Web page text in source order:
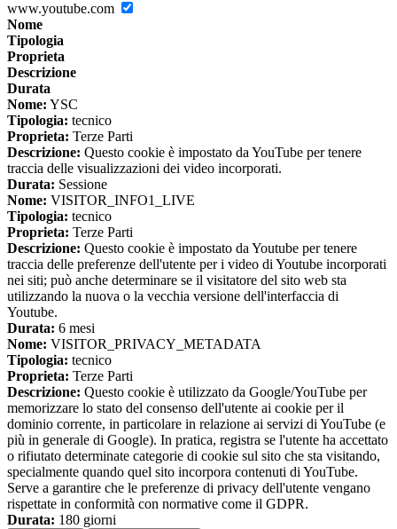
www.youtube.com
Nome
Tipologia
Proprieta
Descrizione
Durata
Nome: YSC
Tipologia: tecnico
Proprieta: Terze Parti
Descrizione: Questo cookie è impostato da YouTube per tenere
traccia delle visualizzazioni dei video incorporati.
Durata: Sessione
Nome: VISITOR_INFO1_LIVE
Tipologia: tecnico
Proprieta: Terze Parti
Descrizione: Questo cookie è impostato da Youtube per tenere
traccia delle preferenze dell'utente per i video di Youtube incorporati
nei siti; può anche determinare se il visitatore del sito web sta
utilizzando la nuova o la vecchia versione dell'interfaccia di
Youtube.
Durata: 6 mesi
Nome: VISITOR_PRIVACY_METADATA
Tipologia: tecnico
Proprieta: Terze Parti
Descrizione: Questo cookie è utilizzato da Google/YouTube per
memorizzare lo stato del consenso dell'utente ai cookie per il
dominio corrente, in particolare in relazione ai servizi di YouTube (e
più in generale di Google). In pratica, registra se l'utente ha accettato
o rifiutato determinate categorie di cookie sul sito che sta visitando,
specialmente quando quel sito incorpora contenuti di YouTube.
Serve a garantire che le preferenze di privacy dell'utente vengano
rispettate in conformità con normative come il GDPR.
Durata: 180 giorni